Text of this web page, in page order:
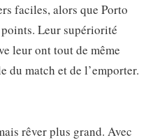
faciles, alors que Porto
Leur supériorité
leur ont tout de même
du match et de l’emporter.
rêver plus grand. Avec